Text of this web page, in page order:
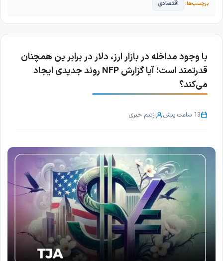
اقتصادی
با وجود مداخله در بازار ارز، دلار در برابر ین همچنان
قدرتمند است؛ آیا گزارش NFP روند جدیدی ایجاد
می‌کند؟
13 ساعت پیش ازتیم خبری